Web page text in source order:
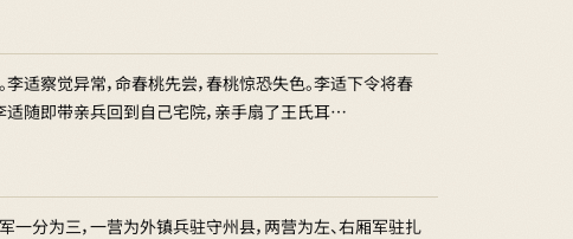
适察觉异常，命春桃先尝，春桃惊恐失色。李适下令将春
适随即带亲兵回到自己宅院，亲手扇了王氏耳…
一分为三，一营为外镇兵驻守州县，两营为左、右厢军驻扎